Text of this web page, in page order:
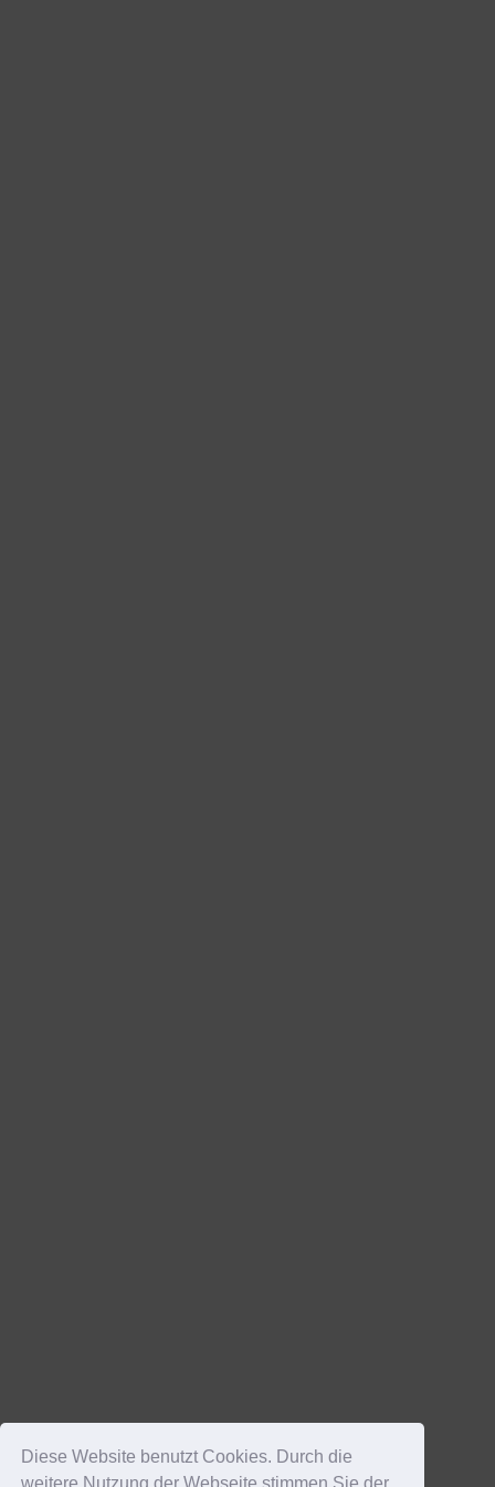
Diese Website benutzt Cookies. Durch die
weitere Nutzung der Webseite stimmen Sie der